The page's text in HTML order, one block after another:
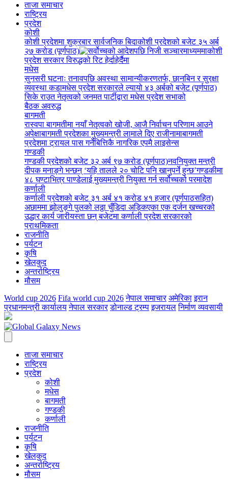
ताजा समाचार
राष्ट्रिय
प्रदेश
कोशी
कोशी प्रदेशमा शुक्रबार सार्वजनिक बिदाकोशी प्रदेशको बजेट ३५ अर्ब
२७ करोड (पूर्णपाठ)
कोशी
प्रदेश सरकार विरुद्धको रिट हेर्दाहेर्दैमा
मधेस
सुनसरी घटनाः तनावपछि अवस्था सामान्यीकरणतर्फ, छानबिन र सुरक्षा
व्यवस्था कडामधेस प्रदेश सरकारले ल्यायो ४३ अर्बको बजेट (पूर्णपाठ)
सिके राउत नेतृत्वको जनमत पार्टीद्वारा मधेस प्रदेश सभाको
बैठक अवरुद्ध
बागमती
रास्वपा बागमतीमा नयाँ नेतृत्वको खोजी, आजै निर्वाचन परिणाम आउने
अपेक्षाबागमती प्रदेशका मुख्यमन्त्री लामाले दिए राजीनामाबागमती
प्रदेशमा ट्रायल पास गर्नेबित्तिकै नागरिक एपमै लाइसेन्स
गण्डकी
गण्डकी प्रदेशको बजेट ३२ अर्ब ९७ करोड (पूर्णपाठ)नवनियुक्त मन्त्री
दीपक मनाङ्गे भन्छन् ‘यहि तालले २० चोटि पनि खानुपर्ने हुन्छ’गण्डकीमा
४८ घण्टाभित्र पाण्डेलाई मुख्यमन्त्री नियुक्त गर्न सर्वोच्चको परमादेश
कर्णाली
कर्णाली प्रदेशको बजेट ३१ अर्ब ४१ करोड ४१ हजार (पूर्णपाठसहित)
अछाममा झोलुङ्गे पुलको लठ्ठा चुँडिदा अड्किएका एक दर्जन खच्चरको
उद्धार कार्य जारीयस्ता छन् बजेटमा कर्णाली प्रदेश सरकारको
प्राथमिकता
राजनीति
पर्यटन
कृषि
खेलकुद
अन्तर्राष्ट्रिय
मौसम
World cup 2026 Fifa world cup 2026 नेपाल समाचार अमेरिका इरान
प्रधानमन्त्री कार्यालय नेपाल सरकार डोनाल्ड ट्रम्प इजरायल निर्माण व्यवसायी
ताजा समाचार
राष्ट्रिय
प्रदेश
कोशी
मधेस
बागमती
गण्डकी
कर्णाली
राजनीति
पर्यटन
कृषि
खेलकुद
अन्तर्राष्ट्रिय
मौसम